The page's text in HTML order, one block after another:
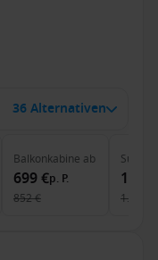
36 Alternativen
Balkonkabine ab
699 €p. P.
852 €
Suite
1.853 €